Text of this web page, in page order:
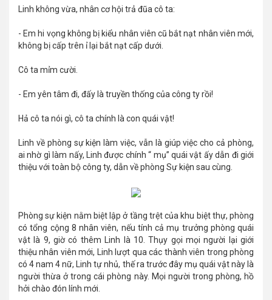
Linh không vừa, nhân cơ hội trả đũa cô ta:
- Em hi vọng không bị kiểu nhân viên cũ bắt nạt nhân viên mới,
không bị cấp trên ỉ lại bắt nạt cấp dưới.
Cô ta mỉm cười.
- Em yên tâm đi, đấy là truyền thống của công ty rồi!
Hả cô ta nói gì, cô ta chính là con quái vật!
Linh về phòng sự kiện làm việc, vẫn là giúp việc cho cả phòng,
ai nhờ gì làm nấy, Linh được chính “ mụ” quái vật ấy dẫn đi giới
thiệu với toàn bộ công ty, dẫn về phòng Sự kiện sau cùng.
Phòng sự kiện nằm biệt lập ở tầng trệt của khu biệt thự, phòng
có tổng cộng 8 nhân viên, nếu tính cả mụ trưởng phòng quái
vật là 9, giờ có thêm Linh là 10. Thụy gọi mọi người lại giới
thiệu nhân viên mới, Linh lượt qua các thành viên trong phòng
có 4 nam 4 nữ, Linh tự nhủ, thế ra trước đây mụ quái vật này là
người thừa ở trong cái phòng này. Mọi người trong phòng, hồ
hởi chào đón lính mới.